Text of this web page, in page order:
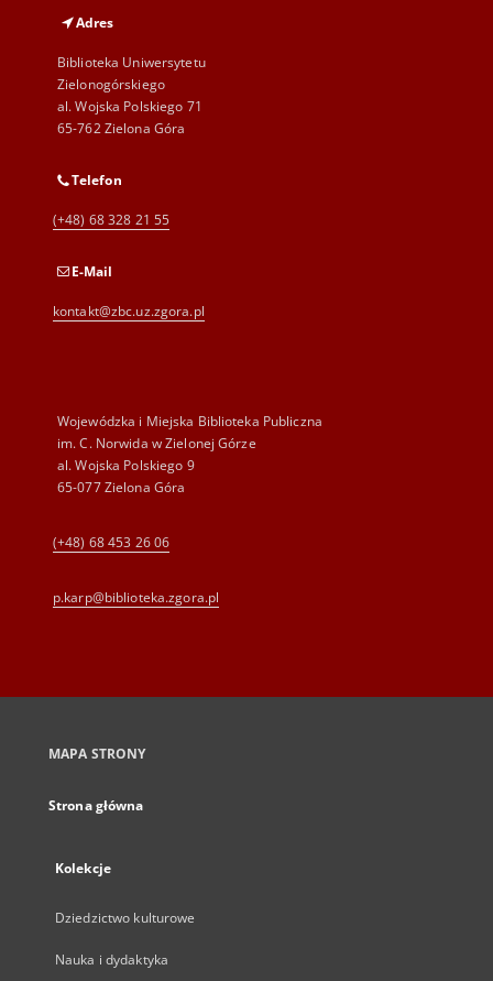
Adres
Biblioteka Uniwersytetu
Zielonogórskiego
al. Wojska Polskiego 71
65-762 Zielona Góra
Telefon
(+48) 68 328 21 55
E-Mail
kontakt@zbc.uz.zgora.pl
Wojewódzka i Miejska Biblioteka Publiczna
im. C. Norwida w Zielonej Górze
al. Wojska Polskiego 9
65-077 Zielona Góra
(+48) 68 453 26 06
p.karp@biblioteka.zgora.pl
MAPA STRONY
Strona główna
Kolekcje
Dziedzictwo kulturowe
Nauka i dydaktyka